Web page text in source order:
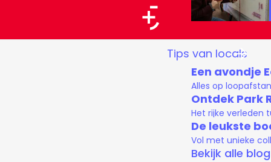
G
r
Tips van locals
Een avondje
Alles op
Ontdek Park
Het rijke verleden
De leukste
Vol met unieke
Bekijk alle